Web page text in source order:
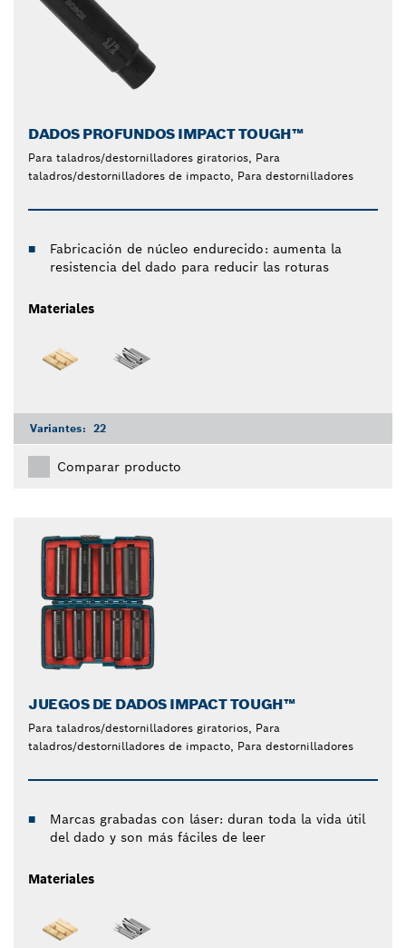
DADOS PROFUNDOS IMPACT TOUGH™
Para taladros/destornilladores giratorios, Para
taladros/destornilladores de impacto, Para destornilladores
Fabricación de núcleo endurecido: aumenta la
resistencia del dado para reducir las roturas
Materiales
Variantes: 22
Comparar producto
JUEGOS DE DADOS IMPACT TOUGH™
Para taladros/destornilladores giratorios, Para
taladros/destornilladores de impacto, Para destornilladores
Marcas grabadas con láser: duran toda la vida útil
del dado y son más fáciles de leer
Materiales